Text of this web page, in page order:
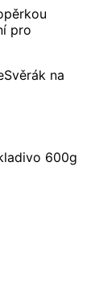
pro
Svěrák na
600g